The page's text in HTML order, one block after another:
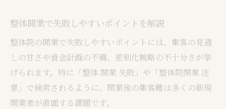
整体開業で失敗しやすいポイントを解説
整体院の開業で失敗しやすいポイントには、集客の見通
しの甘さや資金計画の不備、差別化戦略の不十分さが挙
げられます。特に「整体 開業 失敗」や「整体院開業 注
意」で検索されるように、開業後の集客難は多くの新規
開業者が直面する課題です。